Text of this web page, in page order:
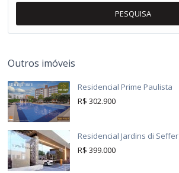
PESQUISA
Outros imóveis
Residencial Prime Paulista
R$ 302.900
Residencial Jardins di Seffer
R$ 399.000